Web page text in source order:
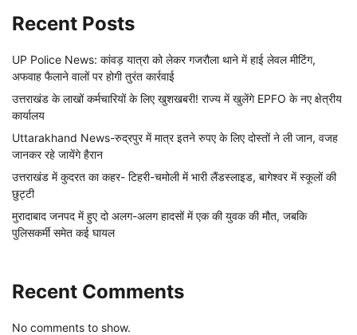
Recent Posts
UP Police News: कांवड़ यात्रा को लेकर गजरौला थाने में हाई लेवल मीटिंग,
अफवाह फैलाने वालों पर होगी तुरंत कार्रवाई
उत्तराखंड के लाखों कर्मचारियों के लिए खुशखबरी! राज्य में खुलेंगे EPFO के नए क्षेत्रीय
कार्यालय
Uttarakhand News-रुद्रपुर में मात्र इतने रुपए के लिए दोस्तों ने ली जान, वजह
जानकर रहे जायेंगे हैरान
उत्तराखंड में कुदरत का कहर- टिहरी-चमोली में भारी लैंडस्लाइड, बागेश्वर में स्कूलों की
छुट्टी
मुरादाबाद जनपद में हुए दो अलग-अलग हादसों में एक की युवक की मौत, जबकि
पुलिसकर्मी समेत कई घायल
Recent Comments
No comments to show.